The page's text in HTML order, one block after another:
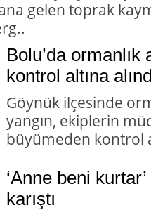
gelen toprak
Bolu’da ormanlık
kontrol altına
Göynük ilçesinde
yangın, ekiplerin
büyümeden kontrol
‘Anne beni
karıştı